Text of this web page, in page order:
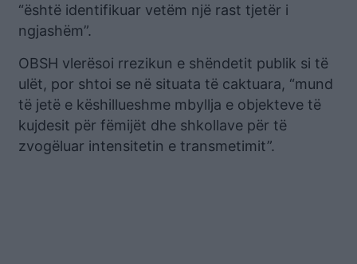
“është identifikuar vetëm një rast tjetër i
ngjashëm”.
OBSH vlerësoi rrezikun e shëndetit publik si të
ulët, por shtoi se në situata të caktuara, “mund
të jetë e këshillueshme mbyllja e objekteve të
kujdesit për fëmijët dhe shkollave për të
zvogëluar intensitetin e transmetimit”.